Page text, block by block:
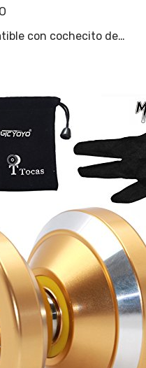
con cochecito de…